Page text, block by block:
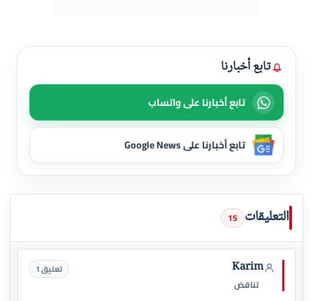
تابع أخبارنا
تابع أخبارنا على واتساب
تابع أخبارنا على Google News
التعليقات 15
Karim
تناقض
تعليق 1